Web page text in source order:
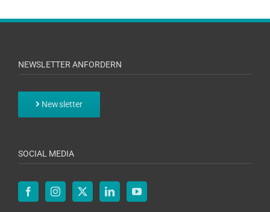
NEWSLETTER ANFORDERN
Newsletter
SOCIAL MEDIA